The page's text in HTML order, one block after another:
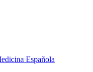
Española